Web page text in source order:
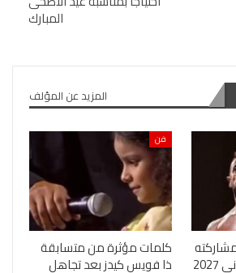
المبارك
المزيد عن المؤلف
فن
كلمات مؤثرة من متسابقة
ذا فويس كيدز بعد تجاهل